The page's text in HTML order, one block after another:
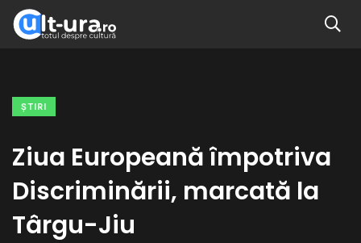
ŞTIRI
Ziua Europeană împotriva
Discriminării, marcată la
Târgu-Jiu